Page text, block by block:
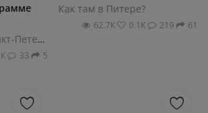
Правительство Санкт-Петербурга
33 5
Как там в Питере?
62.7К 0.1К 219 61